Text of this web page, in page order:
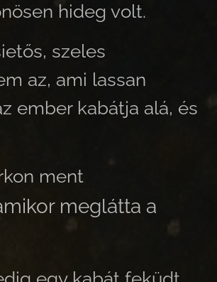
hideg volt.
szeles
az, ami lassan
ember kabátja alá, és
ment
meglátta a